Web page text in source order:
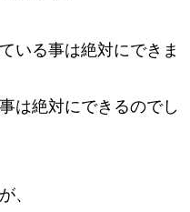
いる事は絶対にできま
は絶対にできるのでし
、